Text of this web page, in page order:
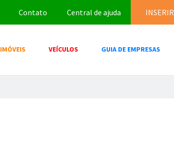
Contato Central de ajuda
IMÓVEIS VEÍCULOS GUIA DE EMPRESAS